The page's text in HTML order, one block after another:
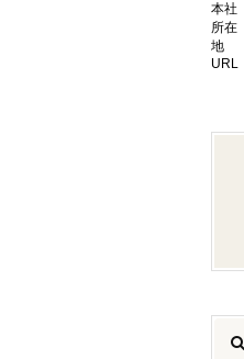
本社
所在
地
URL